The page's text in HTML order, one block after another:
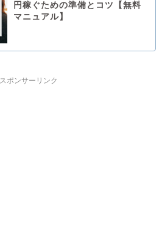
円稼ぐための準備とコツ【無料
マニュアル】
スポンサーリンク